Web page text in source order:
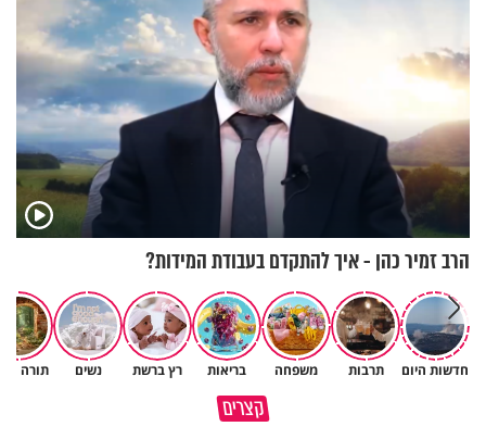
הרב זמיר כהן - איך להתקדם בעבודת המידות?
חדשות היום תרבות משפחה בריאות רץ ברשת נשים תורה
קצריםברכה או קללה? הכל בידים שלנו
איך לשלוט בסיטואציה בצורה